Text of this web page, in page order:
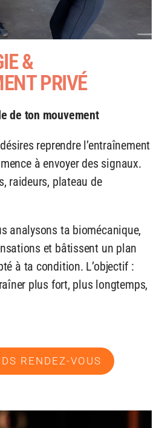
&
PRIVÉ
de ton mouvement
reprendre l’entraînement
à envoyer des signaux.
raideurs, plateau de
analysons ta biomécanique,
et bâtissent un plan
à ta condition. L’objectif :
plus fort, plus longtemps,
RENDEZ-VOUS